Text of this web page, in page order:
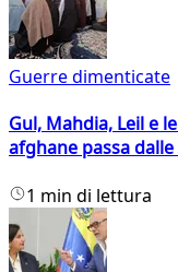
Guerre dimenticate
Gul, Mahdia, Leil e
afghane passa
1 min di lettura